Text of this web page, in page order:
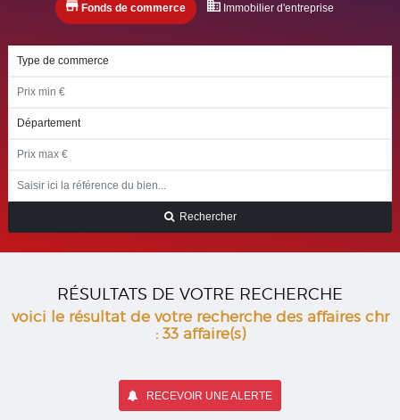
Fonds de commerce Immobilier d'entreprise
Rechercher
RÉSULTATS DE VOTRE RECHERCHE
voici le résultat de votre recherche des affaires chr
: 33 affaire(s)
RECEVOIR UNE ALERTE